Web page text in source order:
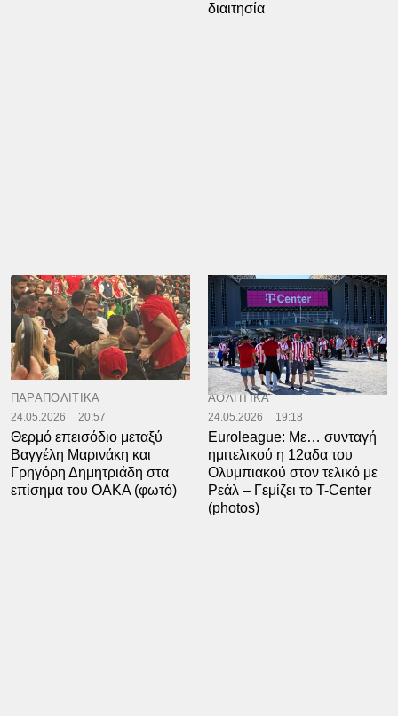
διαιτησία
ΠΑΡΑΠΟΛΙΤΙΚΑ
24.05.2026 20:57
Θερμό επεισόδιο μεταξύ
Βαγγέλη Μαρινάκη και
Γρηγόρη Δημητριάδη στα
επίσημα του ΟΑΚΑ (φωτό)
ΑΘΛΗΤΙΚΑ
24.05.2026 19:18
Euroleague: Με… συνταγή
ημιτελικού η 12αδα του
Ολυμπιακού στον τελικό με
Ρεάλ – Γεμίζει το T-Center
(photos)